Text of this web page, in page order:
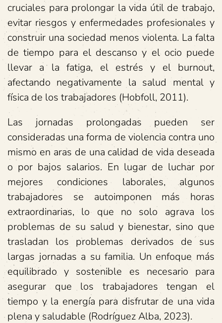
cruciales para prolongar la vida útil de trabajo,
evitar riesgos y enfermedades profesionales y
construir una sociedad menos violenta. La falta
de tiempo para el descanso y el ocio puede
llevar a la fatiga, el estrés y el burnout,
afectando negativamente la salud mental y
física de los trabajadores (Hobfoll, 2011).
Las jornadas prolongadas pueden ser
consideradas una forma de violencia contra uno
mismo en aras de una calidad de vida deseada
o por bajos salarios. En lugar de luchar por
mejores condiciones laborales, algunos
trabajadores se autoimponen más horas
extraordinarias, lo que no solo agrava los
problemas de su salud y bienestar, sino que
trasladan los problemas derivados de sus
largas jornadas a su familia. Un enfoque más
equilibrado y sostenible es necesario para
asegurar que los trabajadores tengan el
tiempo y la energía para disfrutar de una vida
plena y saludable (Rodríguez Alba, 2023).